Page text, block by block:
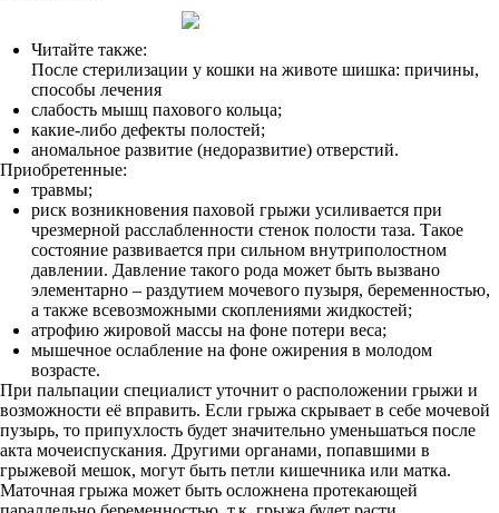
Читайте также:
После стерилизации у кошки на животе шишка: причины,
способы лечения
слабость мышц пахового кольца;
какие-либо дефекты полостей;
аномальное развитие (недоразвитие) отверстий.
Приобретенные:
травмы;
риск возникновения паховой грыжи усиливается при
чрезмерной расслабленности стенок полости таза. Такое
состояние развивается при сильном внутриполостном
давлении. Давление такого рода может быть вызвано
элементарно – раздутием мочевого пузыря, беременностью,
а также всевозможными скоплениями жидкостей;
атрофию жировой массы на фоне потери веса;
мышечное ослабление на фоне ожирения в молодом
возрасте.
При пальпации специалист уточнит о расположении грыжи и
возможности её вправить. Если грыжа скрывает в себе мочевой
пузырь, то припухлость будет значительно уменьшаться после
акта мочеиспускания. Другими органами, попавшими в
грыжевой мешок, могут быть петли кишечника или матка.
Маточная грыжа может быть осложнена протекающей